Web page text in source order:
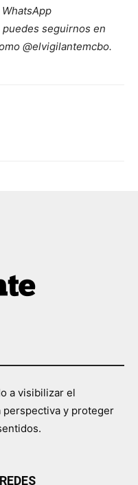
seguirnos en
@elvigilantemcbo.
a visibilizar el
perspectiva y proteger